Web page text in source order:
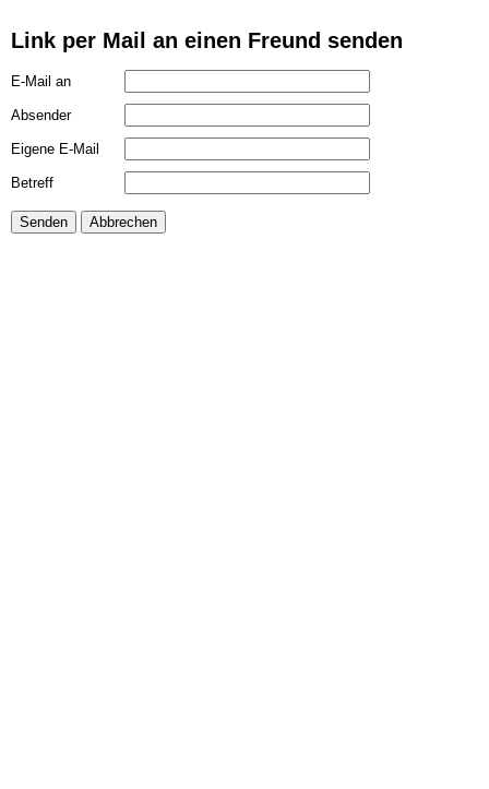
Link per Mail an einen Freund senden
E-Mail an
Absender
Eigene E-Mail
Betreff
Senden Abbrechen